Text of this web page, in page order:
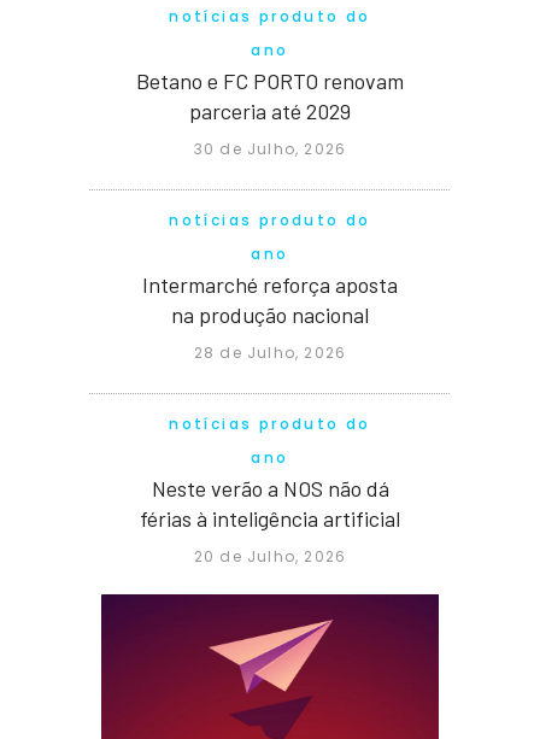
notícias produto do
ano
Betano e FC PORTO renovam
parceria até 2029
30 de Julho, 2026
notícias produto do
ano
Intermarché reforça aposta
na produção nacional
28 de Julho, 2026
notícias produto do
ano
Neste verão a NOS não dá
férias à inteligência artificial
20 de Julho, 2026